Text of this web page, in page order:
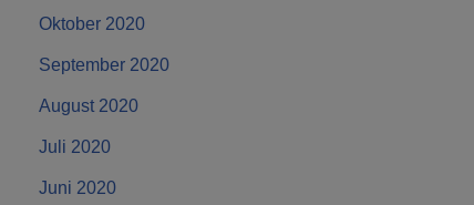
Oktober 2020
September 2020
August 2020
Juli 2020
Juni 2020